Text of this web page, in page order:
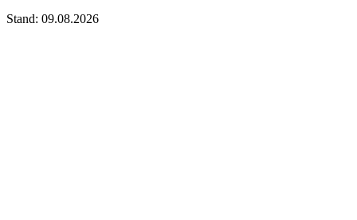
Stand: 09.08.2026